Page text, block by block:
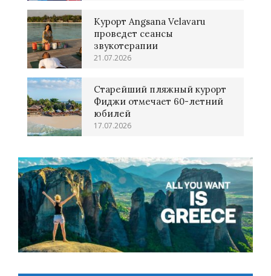
Курорт Angsana Velavaru
проведет сеансы
звукотерапии
21.07.2026
Старейший пляжный курорт
Фиджи отмечает 60-летний
юбилей
17.07.2026